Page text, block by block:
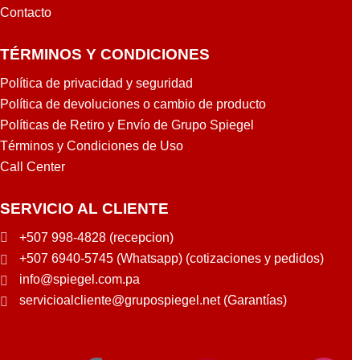
Contacto
TÉRMINOS Y CONDICIONES
Política de privacidad y seguridad
Política de devoluciones o cambio de producto
Políticas de Retiro y Envío de Grupo Spiegel
Términos y Condiciones de Uso
Call Center
SERVICIO AL CLIENTE
+507 998-4828 (recepcion)
+507 6940-5745 (Whatsapp) (cotizaciones y pedidos)
info@spiegel.com.pa
servicioalcliente@grupospiegel.net (Garantías)